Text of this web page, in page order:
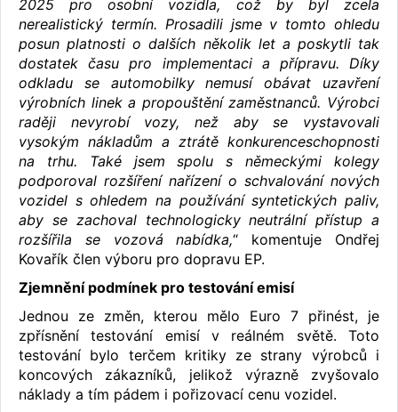
2025 pro osobní vozidla, což by byl zcela
nerealistický termín. Prosadili jsme v tomto ohledu
posun platnosti o dalších několik let a poskytli tak
dostatek času pro implementaci a přípravu. Díky
odkladu se automobilky nemusí obávat uzavření
výrobních linek a propouštění zaměstnanců. Výrobci
raději nevyrobí vozy, než aby se vystavovali
vysokým nákladům a ztrátě konkurenceschopnosti
na trhu. Také jsem spolu s německými kolegy
podporoval rozšíření nařízení o schvalování nových
vozidel s ohledem na používání syntetických paliv,
aby se zachoval technologicky neutrální přístup a
rozšířila se vozová nabídka,“ komentuje Ondřej
Kovařík člen výboru pro dopravu EP.
Zjemnění podmínek pro testování emisí
Jednou ze změn, kterou mělo Euro 7 přinést, je
zpřísnění testování emisí v reálném světě. Toto
testování bylo terčem kritiky ze strany výrobců i
koncových zákazníků, jelikož výrazně zvyšovalo
náklady a tím pádem i pořizovací cenu vozidel.